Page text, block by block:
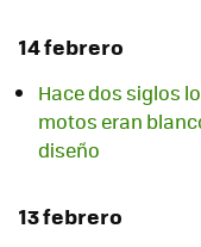
14 febrero
Hace dos siglos
motos eran
diseño
13 febrero